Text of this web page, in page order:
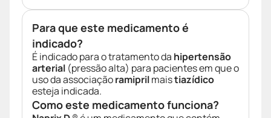
Para que este medicamento é
indicado?
É indicado para o tratamento da hipertensão
arterial (pressão alta) para pacientes em que o
uso da associaçãoramiprilmaistiazídico
esteja indicada.
Como este medicamento funciona?